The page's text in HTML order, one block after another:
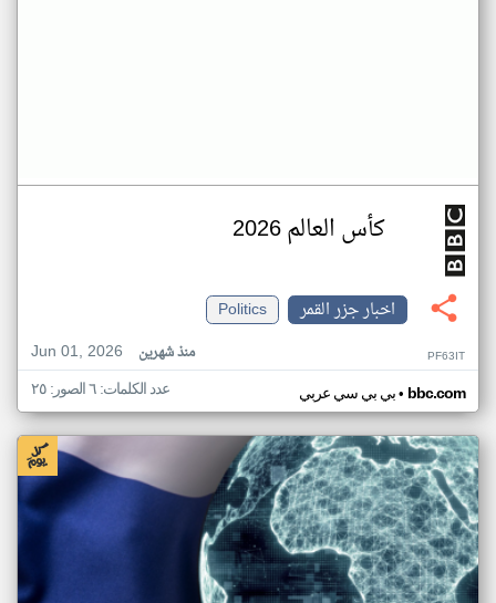
كأس العالم 2026
اخبار جزر القمر
Politics
Jun 01, 2026
منذ شهرين PF63IT
بي بي سي عربي• bbc.com عدد الكلمات: ٦ الصور: ٢٥